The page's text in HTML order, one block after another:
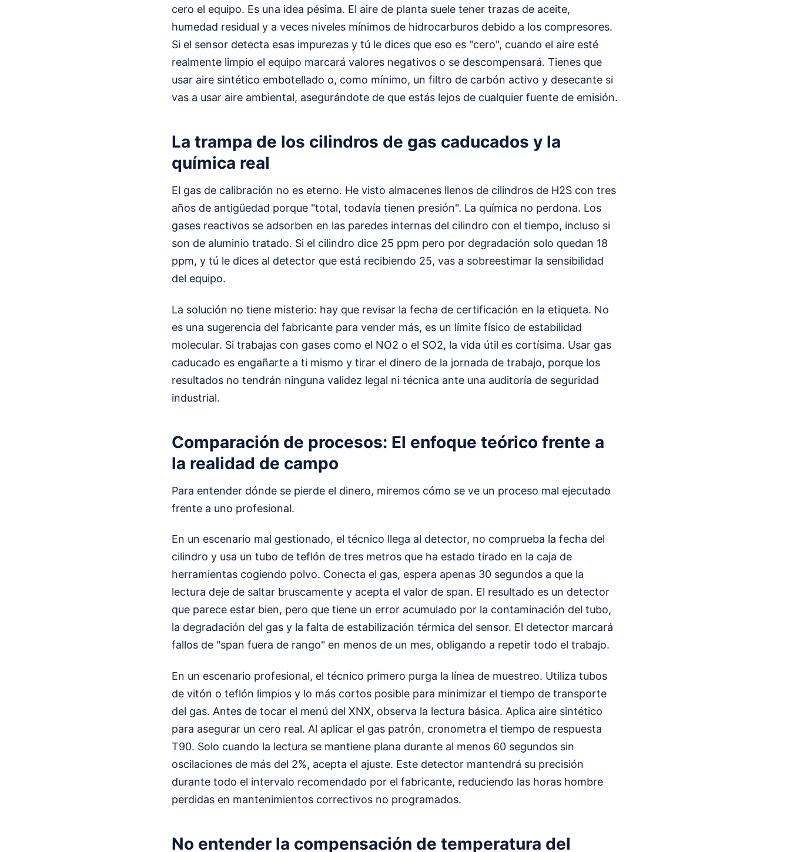
cero el equipo. Es una idea pésima. El aire de planta suele tener trazas de aceite,
humedad residual y a veces niveles mínimos de hidrocarburos debido a los compresores.
Si el sensor detecta esas impurezas y tú le dices que eso es "cero", cuando el aire esté
realmente limpio el equipo marcará valores negativos o se descompensará. Tienes que
usar aire sintético embotellado o, como mínimo, un filtro de carbón activo y desecante si
vas a usar aire ambiental, asegurándote de que estás lejos de cualquier fuente de emisión.
La trampa de los cilindros de gas caducados y la
química real
El gas de calibración no es eterno. He visto almacenes llenos de cilindros de H2S con tres
años de antigüedad porque "total, todavía tienen presión". La química no perdona. Los
gases reactivos se adsorben en las paredes internas del cilindro con el tiempo, incluso si
son de aluminio tratado. Si el cilindro dice 25 ppm pero por degradación solo quedan 18
ppm, y tú le dices al detector que está recibiendo 25, vas a sobreestimar la sensibilidad
del equipo.
La solución no tiene misterio: hay que revisar la fecha de certificación en la etiqueta. No
es una sugerencia del fabricante para vender más, es un límite físico de estabilidad
molecular. Si trabajas con gases como el NO2 o el SO2, la vida útil es cortísima. Usar gas
caducado es engañarte a ti mismo y tirar el dinero de la jornada de trabajo, porque los
resultados no tendrán ninguna validez legal ni técnica ante una auditoría de seguridad
industrial.
Comparación de procesos: El enfoque teórico frente a
la realidad de campo
Para entender dónde se pierde el dinero, miremos cómo se ve un proceso mal ejecutado
frente a uno profesional.
En un escenario mal gestionado, el técnico llega al detector, no comprueba la fecha del
cilindro y usa un tubo de teflón de tres metros que ha estado tirado en la caja de
herramientas cogiendo polvo. Conecta el gas, espera apenas 30 segundos a que la
lectura deje de saltar bruscamente y acepta el valor de span. El resultado es un detector
que parece estar bien, pero que tiene un error acumulado por la contaminación del tubo,
la degradación del gas y la falta de estabilización térmica del sensor. El detector marcará
fallos de "span fuera de rango" en menos de un mes, obligando a repetir todo el trabajo.
En un escenario profesional, el técnico primero purga la línea de muestreo. Utiliza tubos
de vitón o teflón limpios y lo más cortos posible para minimizar el tiempo de transporte
del gas. Antes de tocar el menú del XNX, observa la lectura básica. Aplica aire sintético
para asegurar un cero real. Al aplicar el gas patrón, cronometra el tiempo de respuesta
T90. Solo cuando la lectura se mantiene plana durante al menos 60 segundos sin
oscilaciones de más del 2%, acepta el ajuste. Este detector mantendrá su precisión
durante todo el intervalo recomendado por el fabricante, reduciendo las horas hombre
perdidas en mantenimientos correctivos no programados.
No entender la compensación de temperatura del